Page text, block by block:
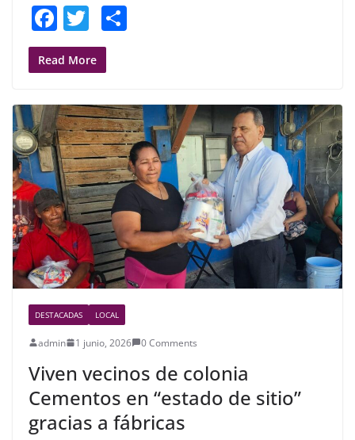
F
a
c
b
o
o
k
T
w
itt
Read More
DESTACADAS LOCAL
admin 1 junio, 2026 0 Comments
Viven vecinos de colonia
Cementos en “estado de sitio”
gracias a fábricas